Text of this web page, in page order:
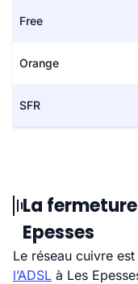
Free
Orange
SFR
La fermeture
Epesses
Le réseau cuivre
l’ADSL à Les